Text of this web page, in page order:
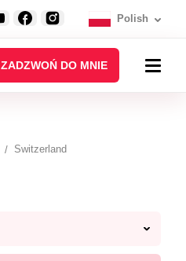
Polish
ZADZWOŃ DO MNIE
Switzerland